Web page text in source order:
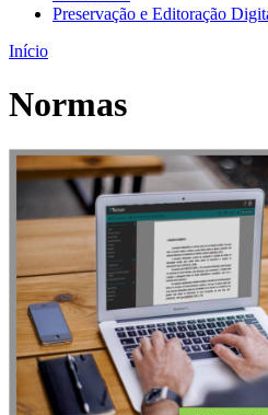
Preservação e Editoração
Início
Normas